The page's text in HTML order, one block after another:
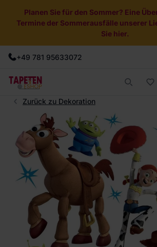
Planen Sie für den Sommer? Eine
Termine der Sommerausfälle unserer
Sie hier.
+49 781 95633072
Zurück zu Dekoration